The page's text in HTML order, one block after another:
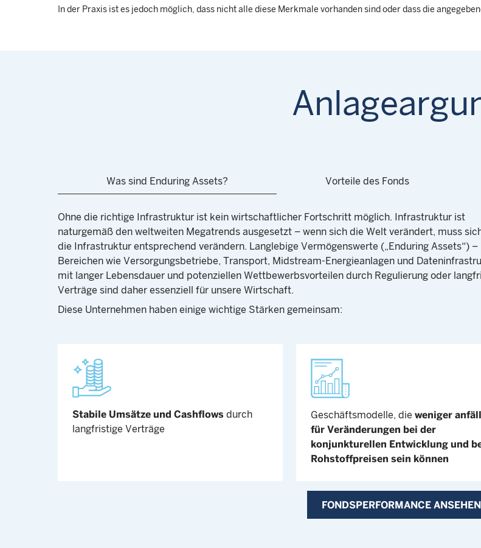
In der Praxis ist es jedoch möglich, dass nicht alle diese Merkmale vorhanden sind oder dass die
Was sind Enduring Assets? Vorteile des Fonds
Ohne die richtige Infrastruktur ist kein wirtschaftlicher Fortschritt möglich. Infrastruktur ist
naturgemäß den weltweiten Megatrends ausgesetzt – wenn sich die Welt verändert, muss
die Infrastruktur entsprechend verändern. Langlebige Vermögenswerte („Enduring Assets“) –
Bereichen wie Versorgungsbetriebe, Transport, Midstream-Energieanlagen und
mit langer Lebensdauer und potenziellen Wettbewerbsvorteilen durch Regulierung oder
Verträge sind daher essenziell für unsere Wirtschaft.
Diese Unternehmen haben einige wichtige Stärken gemeinsam:
Stabile Umsätze und Cashflows durch
langfristige Verträge
Geschäftsmodelle, die weniger
für Veränderungen bei der
konjunkturellen Entwicklung und
Rohstoffpreisen sein können
FONDSPERFORMANCE ANSEHEN